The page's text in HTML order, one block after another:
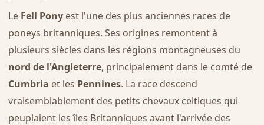
Le Fell Ponyest l'une des plus anciennes races de
poneys britanniques. Ses origines remontent à
plusieurs siècles dans les régions montagneuses du
nord de l'Angleterre, principalement dans le comté de
Cumbria et les Pennines. La race descend
vraisemblablement des petits chevaux celtiques qui
peuplaient les îles Britanniques avant l'arrivée des